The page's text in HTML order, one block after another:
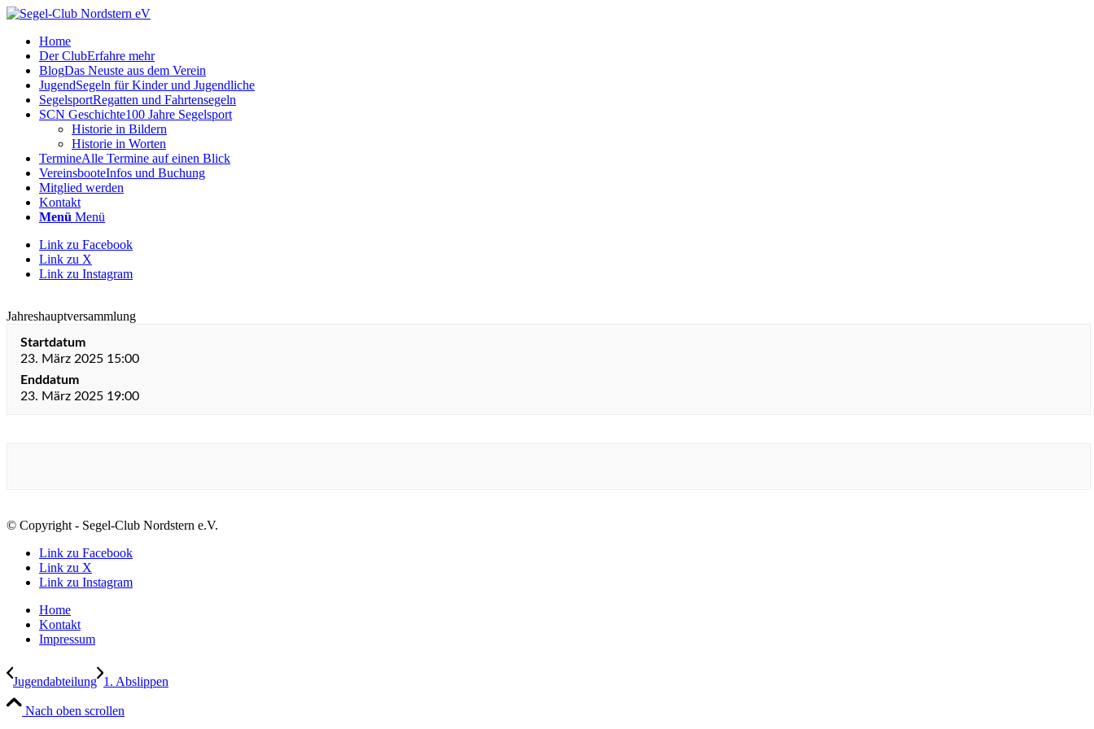
Home
Der ClubErfahre mehr
BlogDas Neuste aus dem Verein
JugendSegeln für Kinder und Jugendliche
SegelsportRegatten und Fahrtensegeln
SCN Geschichte100 Jahre Segelsport
Historie in Bildern
Historie in Worten
TermineAlle Termine auf einen Blick
VereinsbooteInfos und Buchung
Mitglied werden
Kontakt
Menü Menü
Link zu Facebook
Link zu X
Link zu Instagram
Jahreshauptversammlung
Startdatum
23. März 2025 15:00
Enddatum
23. März 2025 19:00
© Copyright - Segel-Club Nordstern e.V.
Link zu Facebook
Link zu X
Link zu Instagram
Home
Kontakt
Impressum
Jugendabteilung 1. Abslippen
Nach oben scrollen